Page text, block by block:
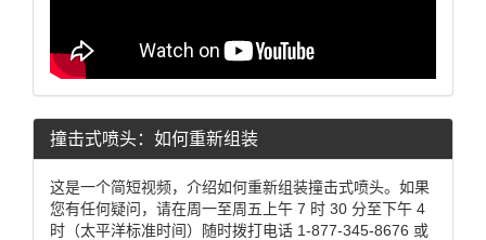
撞击式喷头：如何重新组装
这是一个简短视频，介绍如何重新组装撞击式喷头。如果
您有任何疑问，请在周一至周五上午 7 时 30 分至下午 4
时（太平洋标准时间）随时拨打电话 1-877-345-8676 或